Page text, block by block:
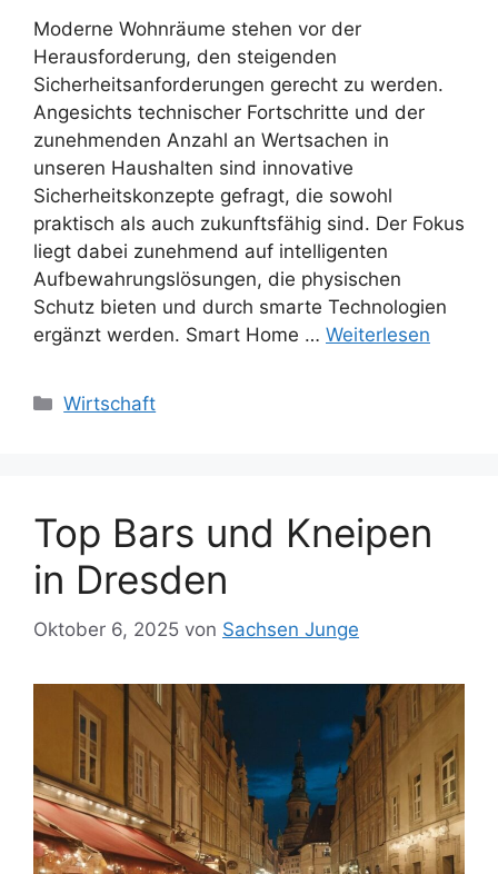
Moderne Wohnräume stehen vor der
Herausforderung, den steigenden
Sicherheitsanforderungen gerecht zu werden.
Angesichts technischer Fortschritte und der
zunehmenden Anzahl an Wertsachen in
unseren Haushalten sind innovative
Sicherheitskonzepte gefragt, die sowohl
praktisch als auch zukunftsfähig sind. Der Fokus
liegt dabei zunehmend auf intelligenten
Aufbewahrungslösungen, die physischen
Schutz bieten und durch smarte Technologien
ergänzt werden. Smart Home … Weiterlesen
Kategorien
Wirtschaft
Top Bars und Kneipen
in Dresden
Oktober 6, 2025 von Sachsen Junge